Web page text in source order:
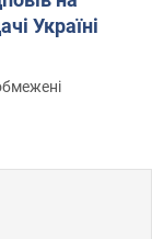
Україні